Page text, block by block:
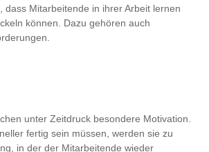
dass Mitarbeitende in ihrer Arbeit lernen
können. Dazu gehören auch
unter Zeitdruck besondere Motivation.
fertig sein müssen, werden sie zu
in der der Mitarbeitende wieder